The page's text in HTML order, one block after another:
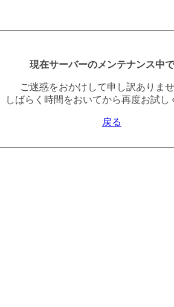
現在サーバーのメンテナンス中で
ご迷惑をおかけして申し訳ありませ
しばらく時間をおいてから再度お試し
戻る